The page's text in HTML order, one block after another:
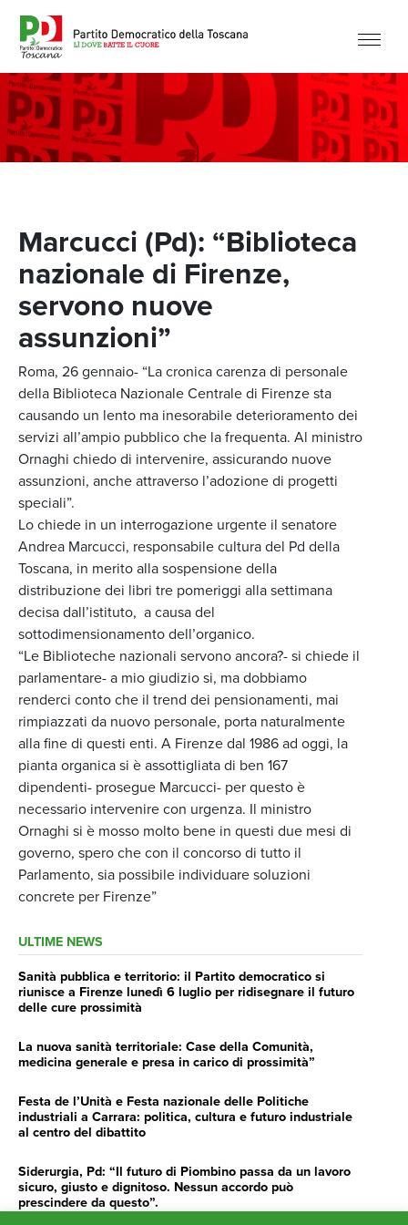
Marcucci (Pd): “Biblioteca
nazionale di Firenze,
servono nuove
assunzioni”
Roma, 26 gennaio- “La cronica carenza di personale
della Biblioteca Nazionale Centrale di Firenze sta
causando un lento ma inesorabile deterioramento dei
servizi all’ampio pubblico che la frequenta. Al ministro
Ornaghi chiedo di intervenire, assicurando nuove
assunzioni, anche attraverso l’adozione di progetti
speciali”.
Lo chiede in un interrogazione urgente il senatore
Andrea Marcucci, responsabile cultura del Pd della
Toscana, in merito alla sospensione della
distribuzione dei libri tre pomeriggi alla settimana
decisa dall’istituto, a causa del
sottodimensionamento dell’organico.
“Le Biblioteche nazionali servono ancora?- si chiede il
parlamentare- a mio giudizio si, ma dobbiamo
renderci conto che il trend dei pensionamenti, mai
rimpiazzati da nuovo personale, porta naturalmente
alla fine di questi enti. A Firenze dal 1986 ad oggi, la
pianta organica si è assottigliata di ben 167
dipendenti- prosegue Marcucci- per questo è
necessario intervenire con urgenza. Il ministro
Ornaghi si è mosso molto bene in questi due mesi di
governo, spero che con il concorso di tutto il
Parlamento, sia possibile individuare soluzioni
concrete per Firenze”
ULTIME NEWS
Sanità pubblica e territorio: il Partito democratico si
riunisce a Firenze lunedì 6 luglio per ridisegnare il futuro
delle cure prossimità
La nuova sanità territoriale: Case della Comunità,
medicina generale e presa in carico di prossimità”
Festa de l’Unità e Festa nazionale delle Politiche
industriali a Carrara: politica, cultura e futuro industriale
al centro del dibattito
Siderurgia, Pd: “Il futuro di Piombino passa da un lavoro
sicuro, giusto e dignitoso. Nessun accordo può
prescindere da questo”.